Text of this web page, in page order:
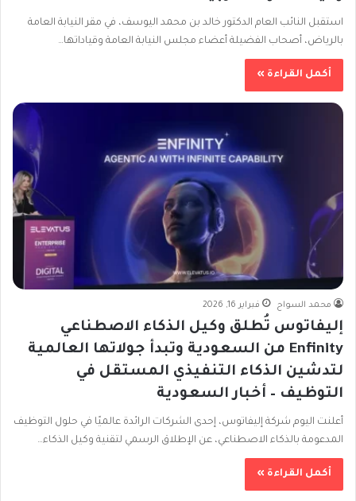
استقبل النائب العام الدكتور خالد بن محمد اليوسف، في مقر النيابة العامة
بالرياض، أصحاب الفضيلة أعضاء مجلس النيابة العامة وقياداتها…
أكمل القراءة »
محمد السواح فبراير 16, 2026
إليفاتوس تُطلق وكيل الذكاء الاصطناعي
Enfinity من السعودية وتبدأ جولاتها العالمية
لتدشين الذكاء التنفيذي المستقل في
التوظيف – أخبار السعودية
أعلنت اليوم شركة إليفاتوس، إحدى الشركات الرائدة عالميًا في حلول التوظيف
المدعومة بالذكاء الاصطناعي، عن الإطلاق الرسمي لتقنية وكيل الذكاء…
أكمل القراءة »